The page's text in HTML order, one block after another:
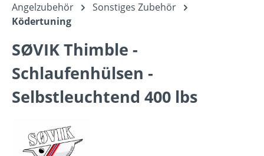
Angelzubehör
Sonstiges Zubehör
Ködertuning
SØVIK Thimble -
Schlaufenhülsen -
Selbstleuchtend 400 lbs